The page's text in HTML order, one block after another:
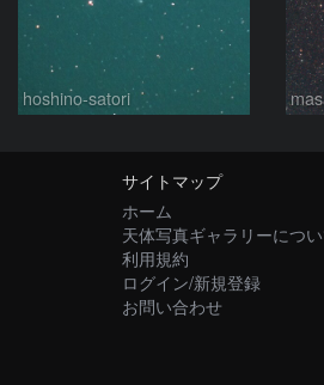
hoshino-satori
サイトマップ
ホーム
天体写真ギャラリーにつ
利用規約
ログイン/新規登録
お問い合わせ